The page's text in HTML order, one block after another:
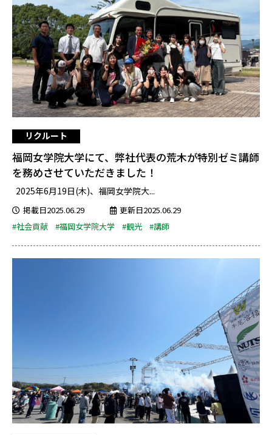
リクルート
福岡女学院大学にて、弊社代表の荒木が特別ゼミ講師
を務めさせていただきました！
2025年6月19日(木)、福岡女学院大...
掲載日2025.06.29
更新日2025.06.29
#社会貢献
#福岡女学院大学 #観光 #講師